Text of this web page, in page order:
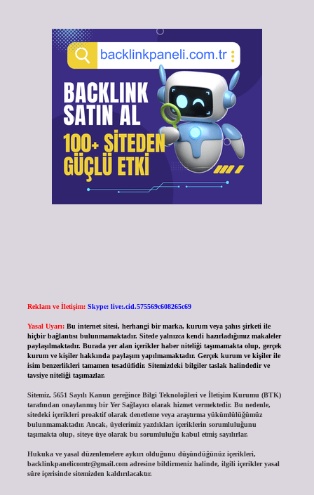
Reklam ve İletişim: Skype: live:.cid.575569c608265c69
Yasal Uyarı: Bu internet sitesi, herhangi bir marka, kurum veya şahıs şirketi ile
hiçbir bağlantısı bulunmamaktadır. Sitede yalnızca kendi hazırladığımız makaleler
paylaşılmaktadır. Burada yer alan içerikler haber niteliği taşımamakta olup, gerçek
kurum ve kişiler hakkında paylaşım yapılmamaktadır. Gerçek kurum ve kişiler ile
isim benzerlikleri tamamen tesadüfidir. Sitemizdeki bilgiler taslak halindedir ve
tavsiye niteliği taşımazlar.
Sitemiz, 5651 Sayılı Kanun gereğince Bilgi Teknolojileri ve İletişim Kurumu (BTK)
tarafından onaylanmış bir Yer Sağlayıcı olarak hizmet vermektedir. Bu nedenle,
sitedeki içerikleri proaktif olarak denetleme veya araştırma yükümlülüğümüz
bulunmamaktadır. Ancak, üyelerimiz yazdıkları içeriklerin sorumluluğunu
taşımakta olup, siteye üye olarak bu sorumluluğu kabul etmiş sayılırlar.
Hukuka ve yasal düzenlemelere aykırı olduğunu düşündüğünüz içerikleri,
backlinkpanelicomtr@gmail.comadresine bildirmeniz halinde, ilgili içerikler yasal
süre içerisinde sitemizden kaldırılacaktır.